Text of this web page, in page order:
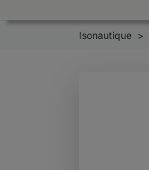
Isonautique